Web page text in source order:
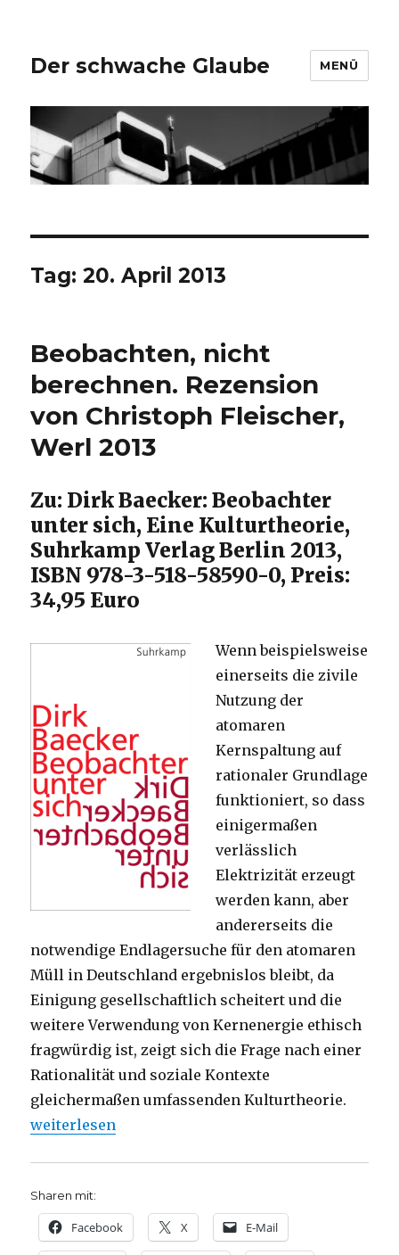
Der schwache Glaube MENÜ
Tag:20. April 2013
Beobachten, nicht
berechnen. Rezension
von Christoph Fleischer,
Werl 2013
Zu: Dirk Baecker: Beobachter
unter sich, Eine Kulturtheorie,
Suhrkamp Verlag Berlin 2013,
ISBN 978-3-518-58590-0, Preis:
34,95 Euro
Wenn beispielsweise
einerseits die zivile
Nutzung der
atomaren
Kernspaltung auf
rationaler Grundlage
funktioniert, so dass
einigermaßen
verlässlich
Elektrizität erzeugt
werden kann, aber
andererseits die
notwendige Endlagersuche für den atomaren
Müll in Deutschland ergebnislos bleibt, da
Einigung gesellschaftlich scheitert und die
weitere Verwendung von Kernenergie ethisch
fragwürdig ist, zeigt sich die Frage nach einer
Rationalität und soziale Kontexte
gleichermaßen umfassenden Kulturtheorie.
„Beobachten, nicht berechnen. Rezension von
weiterlesen
Sharen mit:
Facebook X E-Mail